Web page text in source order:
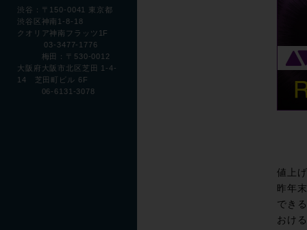
渋谷：〒150-0041 東京都
渋谷区神南1-8-18
クオリア神南フラッツ1F
03-3477-1776
梅田：〒530-0012
大阪府大阪市北区芝田 1-4-
14 芝田町ビル 6F
06-6131-3078
値上
昨年
でき
おけ